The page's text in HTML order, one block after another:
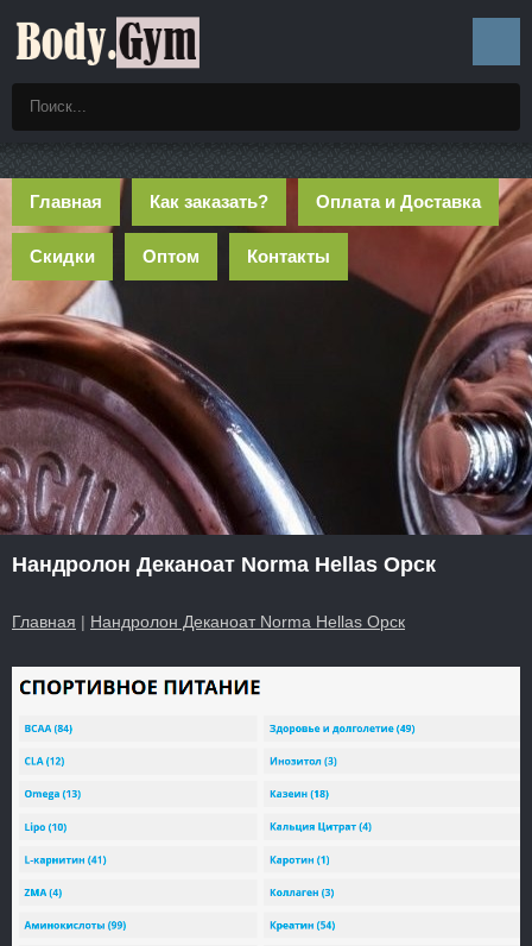
Главная Как заказать? Оплата и Доставка
Скидки Оптом Контакты
Нандролон Деканоат Norma Hellas Орск
Главная | Нандролон Деканоат Norma Hellas Орск